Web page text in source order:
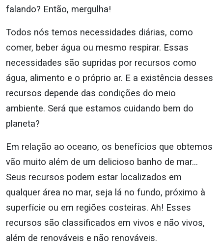
falando? Então, mergulha!
Todos nós temos necessidades diárias, como
comer, beber água ou mesmo respirar. Essas
necessidades são supridas por recursos como
água, alimento e o próprio ar. E a existência desses
recursos depende das condições do meio
ambiente. Será que estamos cuidando bem do
planeta?
Em relação ao oceano, os benefícios que obtemos
vão muito além de um delicioso banho de mar…
Seus recursos podem estar localizados em
qualquer área no mar, seja lá no fundo, próximo à
superfície ou em regiões costeiras. Ah! Esses
recursos são classificados em vivos e não vivos,
além de renováveis e não renováveis.